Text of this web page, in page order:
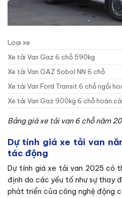
Loại xe
Xe tải Van Gaz 6 chỗ 590kg
Xe tải Van GAZ Sobol NN 6 chỗ
Xe tải Van Ford Transit 6 chỗ ngồi
Xe tải Van Gaz 900kg 6 chỗ hoán cải
Bảng giá xe tải van 6 chỗ năm
Dự tính giá xe tải van
tác động
Dự tính giá xe tải van 2025 có
định do các yếu tố như sự thay
phát triển của công nghệ động